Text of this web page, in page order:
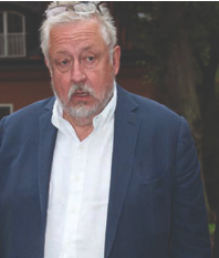
som Leif
har man